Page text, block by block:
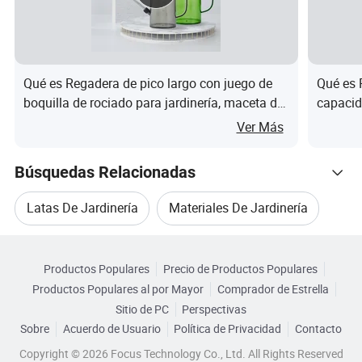
OPP/BOX Si necesita otro tipo de embalaje,
póngase en contacto con el servicio de
Embalaje y envío
pesadas (Economy) Ocean+Express US. La tarifa de envío
competitiva, entregado directamente a su puerta con
llegada garantizada, creemos en la satisfacción oportuna.
Nuestras ventajas
Qué es Regadera de pico largo con juego de
boquilla de rociado para jardinería, maceta de
riego para plantas de interior y exterior, flores y
Ver Más
Qué es
Búsquedas Relacionadas
Latas De Jardinería Materiales De Jardinería
Partes De Jardinería
Navegar por Categorías
Productos Populares
Precio de Productos Populares
Productos Populares al por Mayor
Comprador de Estrella
Sitio de PC
Perspectivas
Sobre
Acuerdo de Usuario Política de Privacidad
Contacto
Copyright © 2026 Focus Technology Co., Ltd. All Rights Reserved